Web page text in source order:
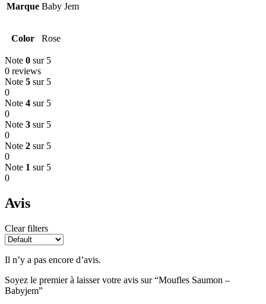
Marque Baby Jem
Color Rose
Note 0 sur 5
0 reviews
Note 5 sur 5
0
Note 4 sur 5
0
Note 3 sur 5
0
Note 2 sur 5
0
Note 1 sur 5
0
Avis
Clear filters
Il n’y a pas encore d’avis.
Soyez le premier à laisser votre avis sur “Moufles Saumon –
Babyjem”